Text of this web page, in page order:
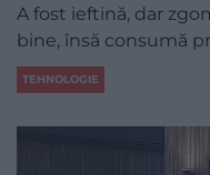
A fost ieftină, dar
bine, însă consumă
TEHNOLOGIE